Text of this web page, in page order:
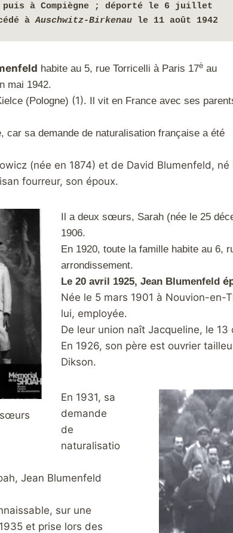
à Compiègne ; déporté le 6 juillet
à Auschwitz-Birkenau le 11 août 1942
habite au 5, rue Torricelli à Paris 17èau
mai 1942.
(Pologne) (1). Il vit en France avec ses
car sa demande de naturalisation française a été
(née en 1874) et de David Blumenfeld, né
fourreur, son époux.
Il a deux sœurs, Sarah (née le 25
1906.
En 1920, toute la famille habite au 6,
arrondissement.
Le 20 avril 1925, Jean Blumenfeld
Née le 5 mars 1901 à Nouvion-en-
lui, employée.
De leur union naît Jacqueline, le
En 1926, son père est ouvrier
Dikson.
En 1931, sa
demande
de
naturalisatio
Jean Blumenfeld
sur une
et prise lors des